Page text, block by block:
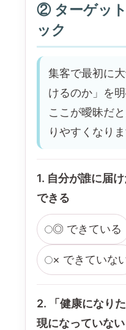
② ターゲッ
ック
集客で最初に
けるのか」を
ここが曖昧だ
りやすくなりま
1. 自分が誰に届
できる
◎ できている
× できていな
2. 「健康になり
現になっていない